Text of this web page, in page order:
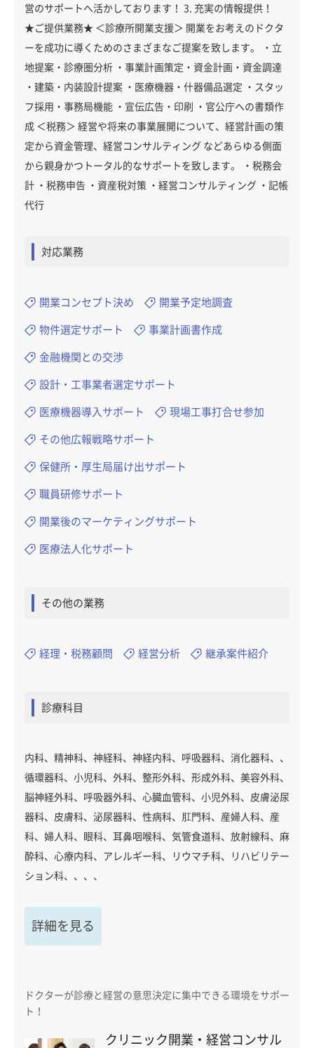
営のサポートへ活かしております！ 3. 充実の情報提供！
★ご提供業務★ ＜診療所開業支援＞ 開業をお考えのドクタ
ーを成功に導くためのさまざまなご提案を致します。 ・立
地提案・診療圏分析 ・事業計画策定・資金計画・資金調達
・建築・内装設計提案 ・医療機器・什器備品選定 ・スタッ
フ採用・事務局機能 ・宣伝広告・印刷 ・官公庁への書類作
成 ＜税務＞ 経営や将来の事業展開について、経営計画の策
定から資金管理、経営コンサルティング などあらゆる側面
から親身かつトータル的なサポートを致します。 ・税務会
計 ・税務申告 ・資産税対策 ・経営コンサルティング ・記帳
代行
対応業務
開業コンセプト決め 開業予定地調査
物件選定サポート 事業計画書作成
金融機関との交渉
設計・工事業者選定サポート
医療機器導入サポート 現場工事打合せ参加
その他広報戦略サポート
保健所・厚生局届け出サポート
職員研修サポート
開業後のマーケティングサポート
医療法人化サポート
その他の業務
経理・税務顧問 経営分析 継承案件紹介
診療科目
内科、精神科、神経科、神経内科、呼吸器科、消化器科、、
循環器科、小児科、外科、整形外科、形成外科、美容外科、
脳神経外科、呼吸器外科、心臓血管科、小児外科、皮膚泌尿
器科、皮膚科、泌尿器科、性病科、肛門科、産婦人科、産
科、婦人科、眼科、耳鼻咽喉科、気管食道科、放射線科、麻
酔科、心療内科、アレルギー科、リウマチ科、リハビリテー
ション科、、、、
詳細を見る
ドクターが診療と経営の意思決定に集中できる環境をサポー
ト！
クリニック開業・経営コンサル